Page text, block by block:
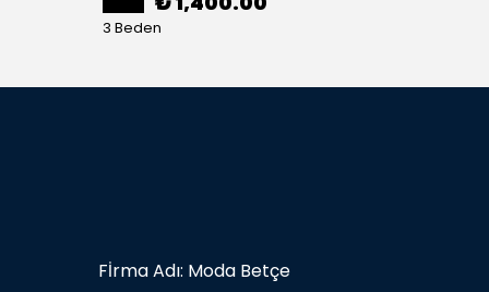
3 Beden
Fİrma Adı: Moda Betçe